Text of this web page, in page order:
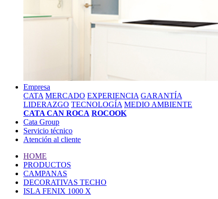
Empresa
CATA MERCADO EXPERIENCIA GARANTÍA
LIDERAZGO TECNOLOGÍA MEDIO AMBIENTE
CATA CAN ROCA ROCOOK
Cata Group
Servicio técnico
Atención al cliente
HOME
PRODUCTOS
CAMPANAS
DECORATIVAS TECHO
ISLA FENIX 1000 X